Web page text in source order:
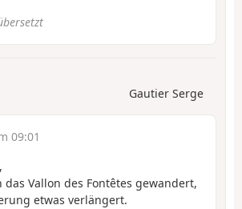
Gautier Serge
09:01
Vallon des Fontêtes gewandert,
etwas verlängert.